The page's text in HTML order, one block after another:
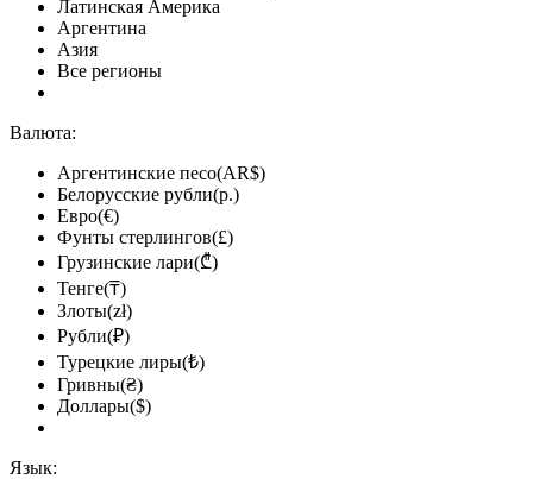
Латинская Америка
Аргентина
Азия
Все регионы
Валюта:
Аргентинские песо(AR$)
Белорусские рубли(р.)
Евро(€)
Фунты стерлингов(£)
Грузинские лари(₾)
Тенге(₸)
Злоты(zł)
Рубли(₽)
Турецкие лиры(₺)
Гривны(₴)
Доллары($)
Язык: